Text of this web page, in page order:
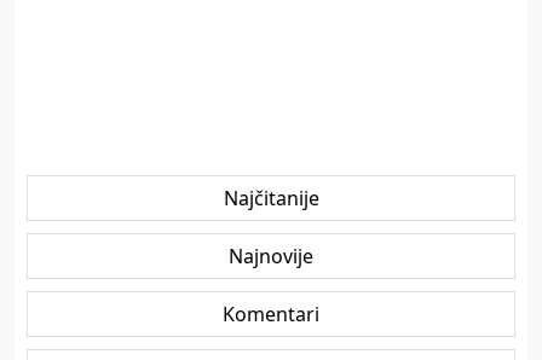
Najčitanije
Najnovije
Komentari